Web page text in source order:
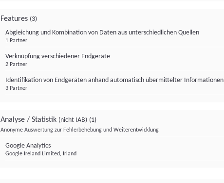
Features (3)
Abgleichung und Kombination von Daten aus unterschiedlichen Quellen
1 Partner
Verknüpfung verschiedener Endgeräte
2 Partner
Identifikation von Endgeräten anhand automatisch übermittelter Informationen
3 Partner
Analyse / Statistik (nicht IAB) (1)
Anonyme Auswertung zur Fehlerbehebung und Weiterentwicklung
Google Analytics
Google Ireland Limited, Irland